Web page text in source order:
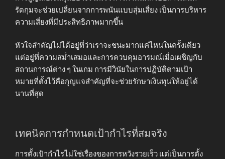
รัดกุมจะช่วยเปลี่ยนจากการพนันแบบสุ่มเสี่ยง เป็นการบริหาร
ความเสี่ยงที่มีประสิทธิภาพมากขึ้น
หัวใจสำคัญไม่ได้อยู่ที่ว่าเราจะชนะมากแค่ไหนในครั้งเดียว
แต่อยู่ที่ความสม่ำเสมอและการควบคุมอารมณ์เมื่อเผชิญกับ
สถานการณ์ต่าง ๆ ในเกม การมีวินัยในการปฏิบัติตามเป้า
หมายที่ตั้งไว้คือกุญแจสำคัญที่จะช่วยรักษาเงินทุนให้อยู่ได้
นานที่สุด
เทคนิคการกำหนดเป้ากำไรที่สมจริง
การตั้งเป้ากำไรไม่ใช่เรื่องของการหวังรวยเร็ว แต่เป็นการตั้ง